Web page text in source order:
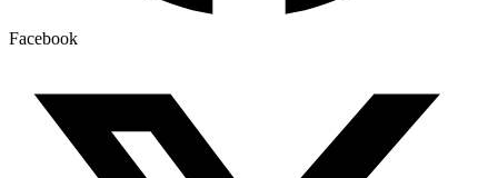
Facebook